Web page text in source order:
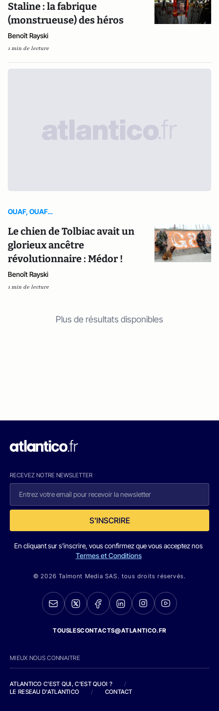
Staline : la fabrique
(monstrueuse) des héros
Benoît Rayski
1 min de lecture
OUAF, OUAF…
Le chien de Tolbiac avait un
glorieux ancêtre
révolutionnaire : Médor !
Benoît Rayski
1 min de lecture
Plus de résultats disponibles
RECEVEZ NOTRE NEWSLETTER
S'INSCRIRE
En cliquant sur s'inscrire, vous confirmez que vous acceptez nos
Termes et Conditions
© 2026 Talmont Media SAS. tous droits réservés.
TOUSLESCONTACTS@ATLANTICO.FR
MIEUX NOUS CONNAITRE
ATLANTICO C'EST QUI, C'EST QUOI ?
/
LE RESEAU D'ATLANTICO
/ CONTACT